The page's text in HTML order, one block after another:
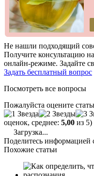
Не нашли подходящий
Получите консультацию
онлайн-режиме. Задайте
Задать бесплатный вопрос
Посмотреть все вопросы
Пожалуйста оцените
оценок, среднее: 5,00 из 5)
Загрузка...
Поделитесь информацией
Похожие статьи